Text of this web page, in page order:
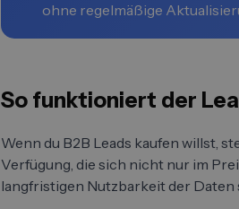
ohne regelmäßige
So funktioniert der
Wenn du B2B Leads kaufen willst,
Verfügung, die sich nicht nur im
langfristigen Nutzbarkeit der